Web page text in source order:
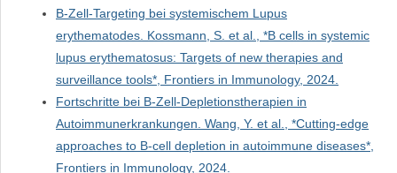
B-Zell-Targeting bei systemischem Lupus
erythematodes. Kossmann, S. et al., *B cells in systemic
lupus erythematosus: Targets of new therapies and
surveillance tools*, Frontiers in Immunology, 2024.
Fortschritte bei B-Zell-Depletionstherapien in
Autoimmunerkrankungen. Wang, Y. et al., *Cutting-edge
approaches to B-cell depletion in autoimmune diseases*,
Frontiers in Immunology, 2024.